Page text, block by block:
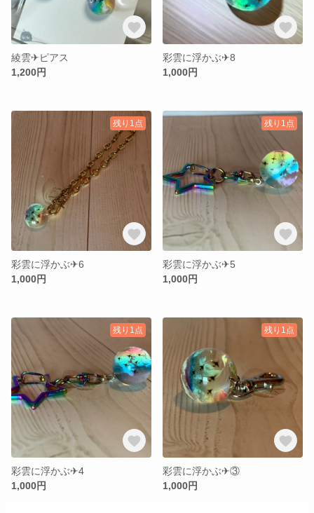
綾雲✈︎ピアス
1,200円
彩雲に浮かぶ✈︎8
1,000円
残り1点
彩雲に浮かぶ✈︎6
1,000円
残り1点
彩雲に浮かぶ✈︎5
1,000円
残り1点
彩雲に浮かぶ✈︎4
1,000円
残り1点
彩雲に浮かぶ✈︎③
1,000円